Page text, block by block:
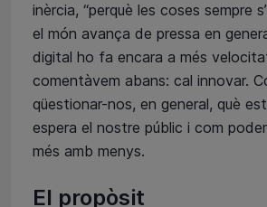
inèrcia, “perquè les coses sempre
el món avança de pressa en
digital ho fa encara a més
comentàvem abans: cal innovar.
qüestionar-nos, en general, què
espera el nostre públic i com
més amb menys.
El propòsit